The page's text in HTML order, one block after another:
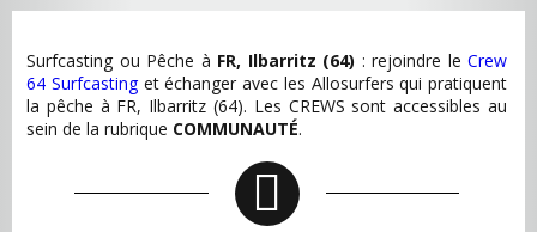
Surfcasting ou Pêche à FR, Ilbarritz (64) : rejoindre le Crew
64 Surfcastinget échanger avec les Allosurfers qui pratiquent
la pêche à FR, Ilbarritz (64). Les CREWS sont accessibles au
sein de la rubrique COMMUNAUTÉ.